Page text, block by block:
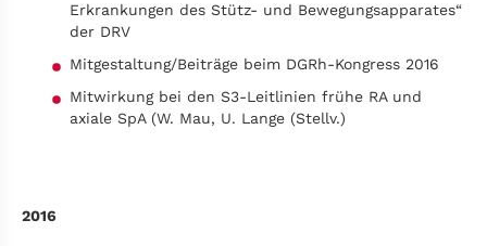
Erkrankungen des Stütz- und Bewegungsapparates“
der DRV
Mitgestaltung/Beiträge beim DGRh-Kongress 2016
Mitwirkung bei den S3-Leitlinien frühe RA und
axiale SpA (W. Mau, U. Lange (Stellv.)
2016